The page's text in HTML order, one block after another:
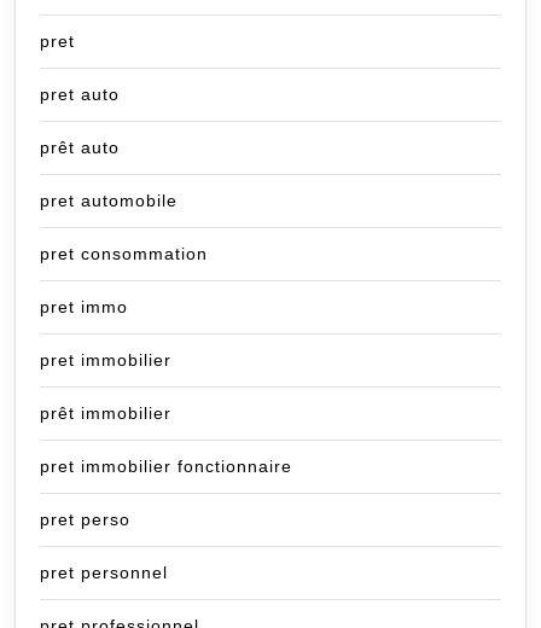
pret
pret auto
prêt auto
pret automobile
pret consommation
pret immo
pret immobilier
prêt immobilier
pret immobilier fonctionnaire
pret perso
pret personnel